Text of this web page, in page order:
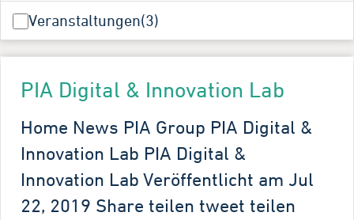
Veranstaltungen(3)
PIA Digital & Innovation Lab
Home News PIA Group PIA Digital &
Innovation Lab PIA Digital &
Innovation Lab Veröffentlicht am Jul
22, 2019 Share teilen tweet teilen